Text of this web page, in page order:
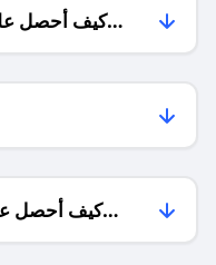
كيف أحصل
كيف أحصل